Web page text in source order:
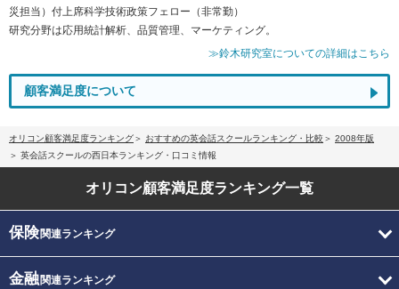
災担当）付上席科学技術政策フェロー（非常勤）
研究分野は応用統計解析、品質管理、マーケティング。
≫鈴木研究室についての詳細はこちら
顧客満足度について
オリコン顧客満足度ランキング おすすめの英会話スクールランキング・比較
2008年版
英会話スクールの西日本ランキング・口コミ情報
オリコン顧客満足度ランキング一覧
保険関連ランキング
金融関連ランキング